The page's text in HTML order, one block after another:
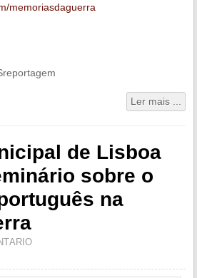
memoriasdaguerra
Ler mais ...
de Lisboa
sobre o
na